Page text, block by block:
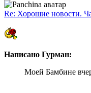
Re: Хорошие новости.
Написано Гурман:
Моей Бамбине